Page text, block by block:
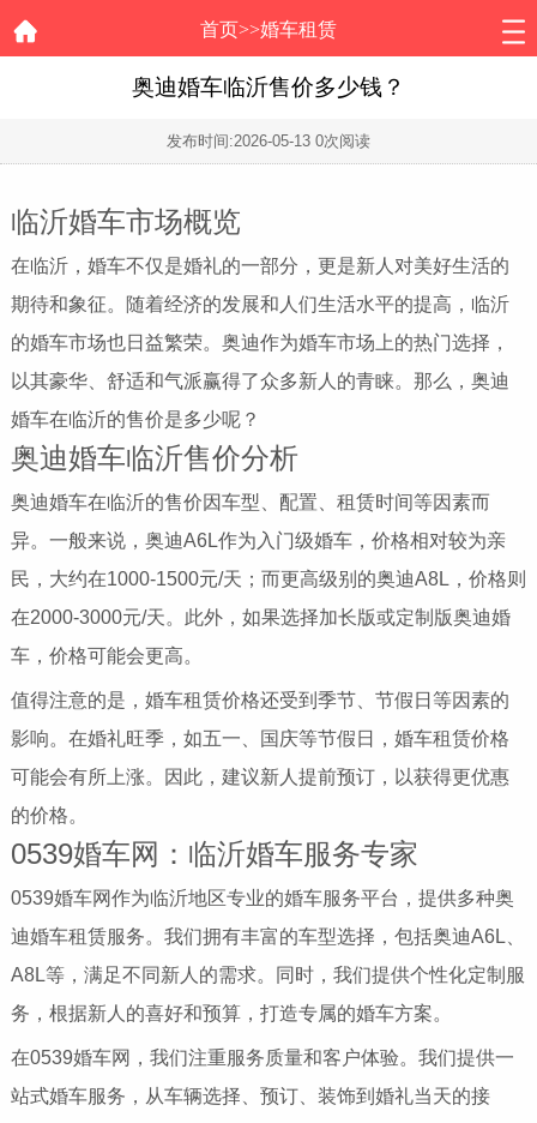
首页>>婚车租赁
奥迪婚车临沂售价多少钱？
发布时间:2026-05-13 0次阅读
临沂婚车市场概览
在临沂，婚车不仅是婚礼的一部分，更是新人对美好生活的
期待和象征。随着经济的发展和人们生活水平的提高，临沂
的婚车市场也日益繁荣。奥迪作为婚车市场上的热门选择，
以其豪华、舒适和气派赢得了众多新人的青睐。那么，奥迪
婚车在临沂的售价是多少呢？
奥迪婚车临沂售价分析
奥迪婚车在临沂的售价因车型、配置、租赁时间等因素而
异。一般来说，奥迪A6L作为入门级婚车，价格相对较为亲
民，大约在1000-1500元/天；而更高级别的奥迪A8L，价格则
在2000-3000元/天。此外，如果选择加长版或定制版奥迪婚
车，价格可能会更高。
值得注意的是，婚车租赁价格还受到季节、节假日等因素的
影响。在婚礼旺季，如五一、国庆等节假日，婚车租赁价格
可能会有所上涨。因此，建议新人提前预订，以获得更优惠
的价格。
0539婚车网：临沂婚车服务专家
0539婚车网作为临沂地区专业的婚车服务平台，提供多种奥
迪婚车租赁服务。我们拥有丰富的车型选择，包括奥迪A6L、
A8L等，满足不同新人的需求。同时，我们提供个性化定制服
务，根据新人的喜好和预算，打造专属的婚车方案。
在0539婚车网，我们注重服务质量和客户体验。我们提供一
站式婚车服务，从车辆选择、预订、装饰到婚礼当天的接